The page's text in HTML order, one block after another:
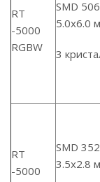
RT
-5000
RGBW
SMD
5.0х6.0
3
RT
-5000
SMD
3.5х2.8